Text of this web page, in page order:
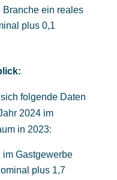
Branche ein reales
plus 0,1
folgende Daten
2024 im
in 2023:
im Gastgewerbe
plus 1,7